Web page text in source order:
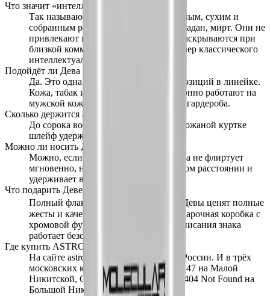
Что значит «интеллектуальный» аромат?
Так называют композиции с прохладным, сухим и
собранным рисунком: специи, кожа, ладан, мирт. Они не
привлекают внимание сладостью, а раскрываются при
близкой коммуникации. Дева — пример классического
интеллектуального аромата.
Подойдёт ли Дева мужчинам?
Да. Это одна из самых мужских композиций в линейке.
Кожа, табак и чёрный перец традиционно работают на
мужской коже как часть формального гардероба.
Сколько держится аромат?
До сорока восьми часов на коже. На кожаной куртке
шлейф удерживается неделями.
Можно ли носить Деву на свидание?
Можно, если свидание серьёзное. Дева не флиртует
мгновенно, но раскрывается на близком расстоянии и
удерживает внимание.
Что подарить Деве из ASTRONI?
Полный флакон 50 мл за 13 900 ₽ — Девы ценят полные
жесты и качественные предметы. Подарочная коробка с
хромовой фурнитурой и карточкой описания знака
работает безотказно.
Где купить ASTRONI Дева?
На сайте astroni.space с доставкой по России. И в трёх
московских концепт-сторах: WOSK1147 на Малой
Никитской, CAB в Подкопаевском и 404 Not Found на
Большой Никитской.